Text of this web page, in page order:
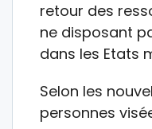
retour des
ne disposant
dans les Etats
Selon les
personnes